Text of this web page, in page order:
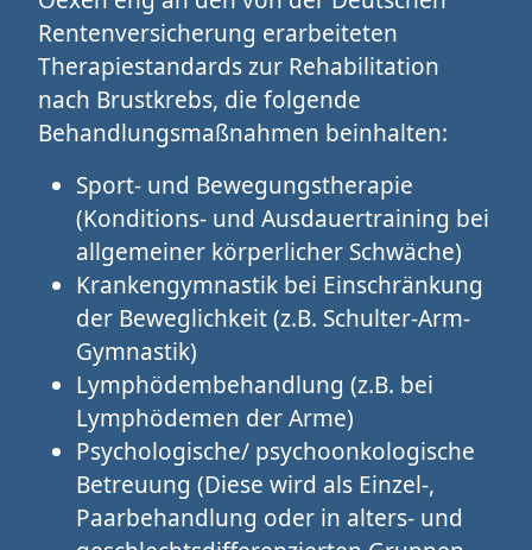
Rentenversicherung erarbeiteten
Therapiestandards zur Rehabilitation
nach Brustkrebs, die folgende
Behandlungsmaßnahmen beinhalten:
Sport- und Bewegungstherapie
(Konditions- und Ausdauertraining bei
allgemeiner körperlicher Schwäche)
Krankengymnastik bei Einschränkung
der Beweglichkeit (z.B. Schulter-Arm-
Gymnastik)
Lymphödembehandlung (z.B. bei
Lymphödemen der Arme)
Psychologische/ psychoonkologische
Betreuung (Diese wird als Einzel-,
Paarbehandlung oder in alters- und